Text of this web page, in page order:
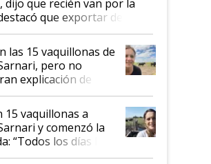
dijo que recién van por la
que exportar dejó de
unos pocos": "Tenemos un
muy claro del gobierno
las 15 vaquillonas de
pero no
explicación de
allí
15 vaquillonas a
y comenzó la
“Todos los días le
productor”